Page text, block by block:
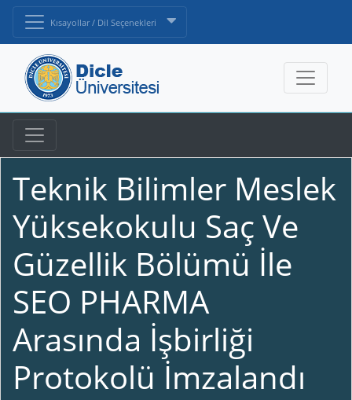
Kısayollar / Dil Seçenekleri
Teknik Bilimler Meslek
Yüksekokulu Saç Ve
Güzellik Bölümü İle
SEO PHARMA
Arasında İşbirliği
Protokolü İmzalandı